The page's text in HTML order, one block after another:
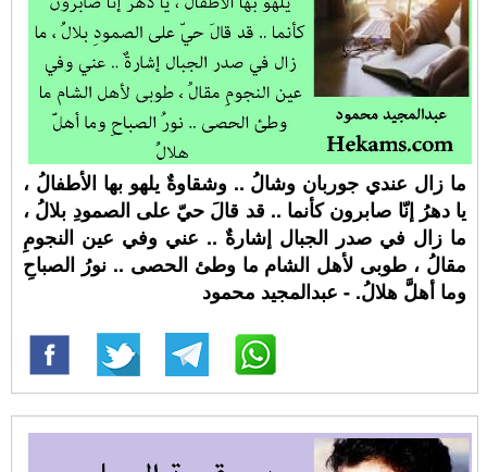
ما زال عندي جوربان وشالُ .. وشقاوةٌ يلهو بها الأطفالُ ،
يا دهرُ إنّا صابرون كأنما .. قد قالَ حيّ على الصمودِ بلالُ ،
ما زال في صدر الجبال إشارةٌ .. عني وفي عين النجومِ
مقالُ ، طوبى لأهل الشام ما وطئ الحصى .. نورُ الصباحِ
وما أهلَّ هلالُ. - عبدالمجيد محمود